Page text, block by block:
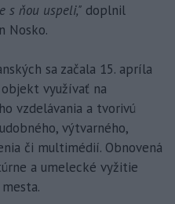
s ňou uspeli," doplnil
Nosko.
sa začala 15. apríla
využívať na
vzdelávania a tvorivú
výtvarného,
či multimédií. Obnovená
a umelecké vyžitie